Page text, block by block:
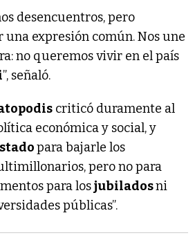
desencuentros, pero
expresión común. Nos une
no queremos vivir en el país
”, señaló.
criticó duramente al
económica y social, y
para bajarle los
pero no para
para losjubiladosni
públicas”.